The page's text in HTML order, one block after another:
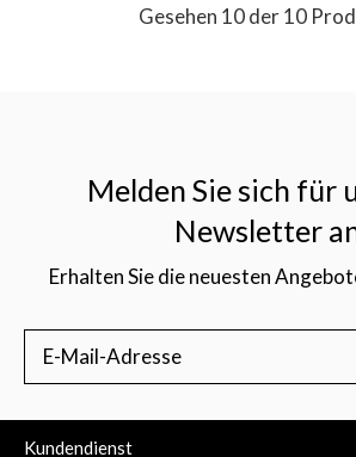
Gesehen 10 der 10
Melden Sie sich für
Newsletter
Erhalten Sie die neuesten
Kundendienst